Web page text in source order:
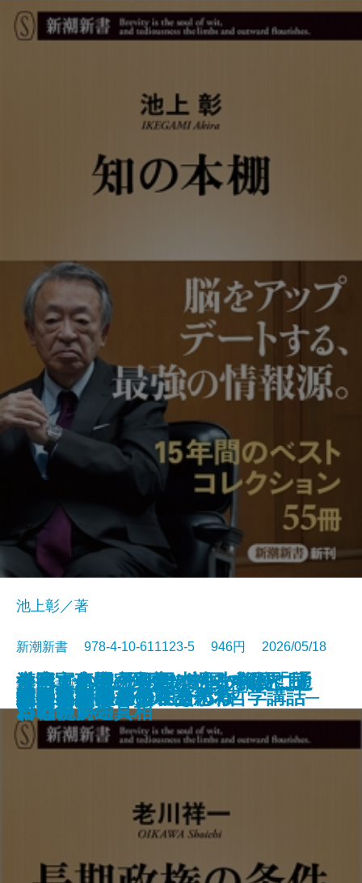
愛知県は天下を取るがね
猫のいる人生
反復する昭和史
推したちとどう生きるか
高野連
すべての人の死因は生まれたこと
である
ヒトと音楽の進化論
星野源論
本とは何か
知の本棚
池上彰／著
新潮新書 978-4-10-611123-5 946円 2026/05/18
新書電子書籍あり
長期政権の条件
外国人患者─医療ツーリズムと日
本の現実─
天皇への敗北─シリーズ哲学講話─
コミュ力不要の社交術
台湾軍事機密文書が語る中国「抗
日戦争」の真相
それでも息子を日本の小学校に通
わせたい
漢字文化圏の興亡─中国の限界、
日本の前途─
人生不案内
武器としての日本語思考
運命まかせ